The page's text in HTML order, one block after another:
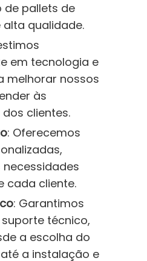
pallets de
qualidade.
em tecnologia e
melhorar nossos
às
clientes.
: Oferecemos
cada cliente.
: Garantimos
técnico,
a escolha do
a instalação e